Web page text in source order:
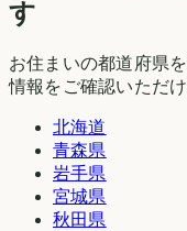
す
お住まいの都道府県
情報をご確認いただけ
北海道
青森県
岩手県
宮城県
秋田県